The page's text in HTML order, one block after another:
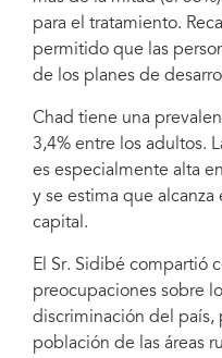
para el tratamiento.
permitido que las
de los planes de
Chad tiene una
3,4% entre los adultos.
es especialmente alta
y se estima que alcanza
capital.
El Sr. Sidibé compartió
preocupaciones sobre
discriminación del país,
población de las áreas